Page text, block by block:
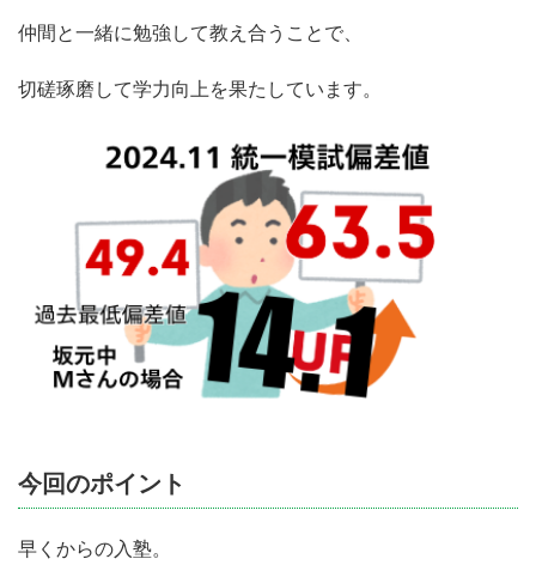
仲間と一緒に勉強して教え合うことで、
切磋琢磨して学力向上を果たしています。
今回のポイント
早くからの入塾。